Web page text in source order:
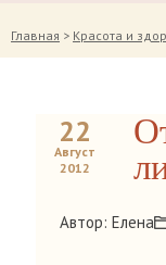
Главная > Красота и
22
Август
2012
Автор: Елена